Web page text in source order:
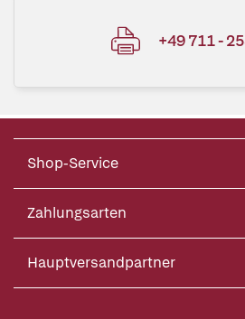
+49 711 -
Shop-Service
Zahlungsarten
Hauptversandpartner